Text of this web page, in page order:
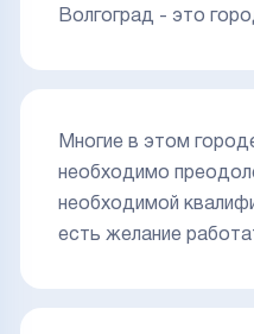
Волгоград - это
Многие в этом
необходимо
необходимой
есть желание